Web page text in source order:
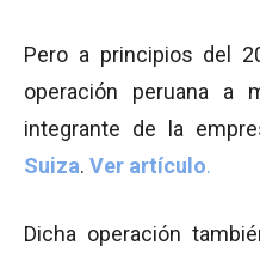
Pero a principios del
operación peruana a
integrante de la
Suiza. Ver artículo.
Dicha operación